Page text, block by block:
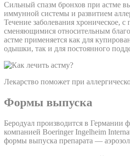
Сильный спазм бронхов при астме
иммунной системы и развитием
Течение заболевания хроническое,
сменяющимися относительным
астме применяется как для
одышки, так и для постоянного
Лекарство поможет при
Формы выпуска
Беродуал производится в Германии
компанией Boeringer Ingelheim
формы выпуска препарата —